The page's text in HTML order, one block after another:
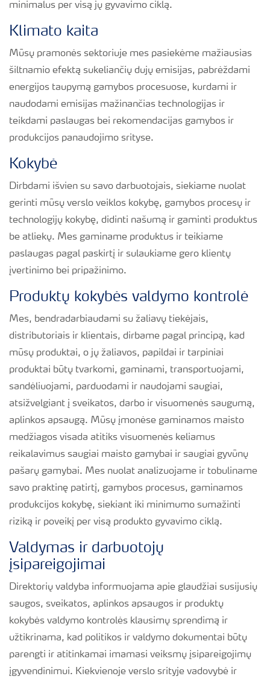
minimalus per visą jų gyvavimo ciklą.
Klimato kaita
Mūsų pramonės sektoriuje mes pasiekėme mažiausias
šiltnamio efektą sukeliančių dujų emisijas, pabrėždami
energijos taupymą gamybos procesuose, kurdami ir
naudodami emisijas mažinančias technologijas ir
teikdami paslaugas bei rekomendacijas gamybos ir
produkcijos panaudojimo srityse.
Kokybė
Dirbdami išvien su savo darbuotojais, siekiame nuolat
gerinti mūsų verslo veiklos kokybę, gamybos procesų ir
technologijų kokybę, didinti našumą ir gaminti produktus
be atliekų. Mes gaminame produktus ir teikiame
paslaugas pagal paskirtį ir sulaukiame gero klientų
įvertinimo bei pripažinimo.
Produktų kokybės valdymo kontrolė
Mes, bendradarbiaudami su žaliavų tiekėjais,
distributoriais ir klientais, dirbame pagal principą, kad
mūsų produktai, o jų žaliavos, papildai ir tarpiniai
produktai būtų tvarkomi, gaminami, transportuojami,
sandėliuojami, parduodami ir naudojami saugiai,
atsižvelgiant į sveikatos, darbo ir visuomenės saugumą,
aplinkos apsaugą. Mūsų įmonėse gaminamos maisto
medžiagos visada atitiks visuomenės keliamus
reikalavimus saugiai maisto gamybai ir saugiai gyvūnų
pašarų gamybai. Mes nuolat analizuojame ir tobuliname
savo praktinę patirtį, gamybos procesus, gaminamos
produkcijos kokybę, siekiant iki minimumo sumažinti
riziką ir poveikį per visą produkto gyvavimo ciklą.
Valdymas ir darbuotojų
įsipareigojimai
Direktorių valdyba informuojama apie glaudžiai susijusių
saugos, sveikatos, aplinkos apsaugos ir produktų
kokybės valdymo kontrolės klausimų sprendimą ir
užtikrinama, kad politikos ir valdymo dokumentai būtų
parengti ir atitinkamai imamasi veiksmų įsipareigojimų
įgyvendinimui. Kiekvienoje verslo srityje vadovybė ir